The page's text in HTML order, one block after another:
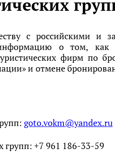
с российскими и
о том, как
фирм по
и отмене
goto.vokm@yandex.ru
групп: +7 961 186-33-59